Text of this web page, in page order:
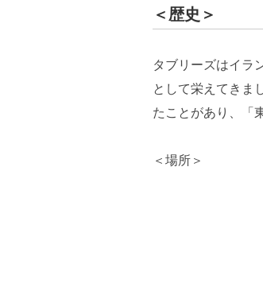
＜歴史＞
タブリーズはイラ
として栄えてきま
たことがあり、「
＜場所＞